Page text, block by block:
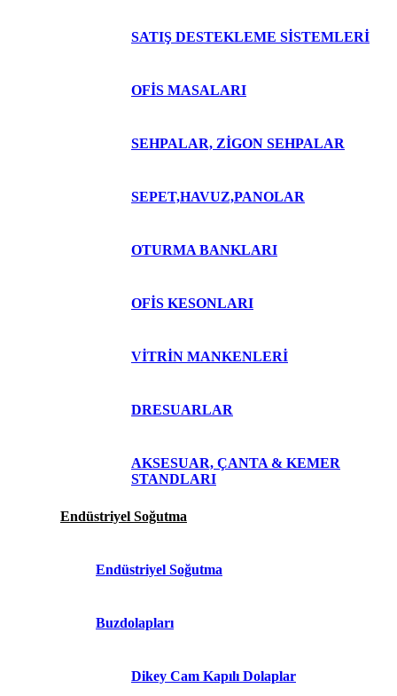
SATIŞ DESTEKLEME SİSTEMLERİ
OFİS MASALARI
SEHPALAR, ZİGON SEHPALAR
SEPET,HAVUZ,PANOLAR
OTURMA BANKLARI
OFİS KESONLARI
VİTRİN MANKENLERİ
DRESUARLAR
AKSESUAR, ÇANTA & KEMER
STANDLARI
Endüstriyel Soğutma
Endüstriyel Soğutma
Buzdolapları
Dikey Cam Kapılı Dolaplar